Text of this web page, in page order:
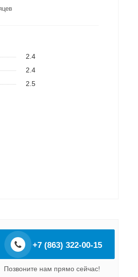
2.4
2.4
2.5
+7 (863) 322-00-15
Позвоните нам прямо сейчас!